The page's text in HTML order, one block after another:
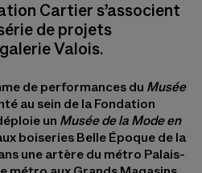
Cartier s’associent
de projets
Valois.
de performances du Musée
au sein de la Fondation
un Musée de la Mode en
boiseries Belle Époque de la
une artère du métro Palais-